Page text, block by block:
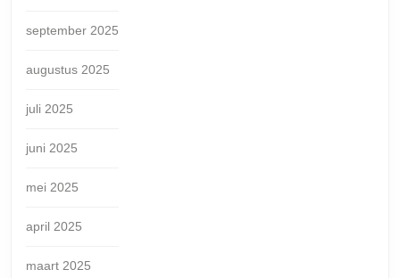
september 2025
augustus 2025
juli 2025
juni 2025
mei 2025
april 2025
maart 2025